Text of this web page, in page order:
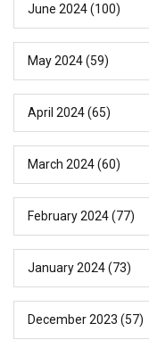
June 2024(100)
May 2024(59)
April 2024(65)
March 2024(60)
February 2024(77)
January 2024(73)
December 2023 (57)